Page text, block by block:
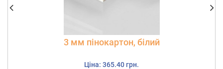
3 мм пінокартон, білий
Ціна: 365.40 грн.